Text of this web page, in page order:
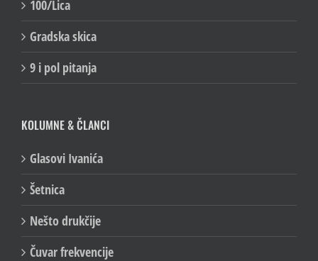
100/Lica
Gradska skica
9 i pol pitanja
KOLUMNE & ČLANCI
Glasovi Ivanića
Šetnica
Nešto drukčije
Čuvar frekvencije